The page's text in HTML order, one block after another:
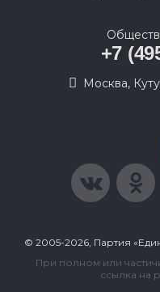
+7
Москва,
© 2005-2026, Партия
При полном или
ссылка на